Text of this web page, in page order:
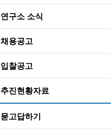
연구소 소식
채용공고
입찰공고
추진현황자료
묻고답하기